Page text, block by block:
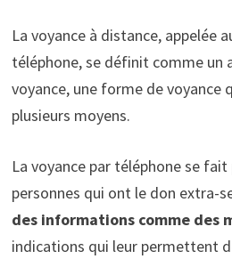
La voyance à distance, appelée
téléphone, se définit comme un
voyance, une forme de voyance
plusieurs moyens.
La voyance par téléphone se fait
personnes qui ont le don extra-
des informations comme des
indications qui leur permettent